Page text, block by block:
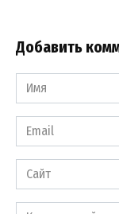
Добавить
Имя
*
Email
*
Сайт
Комментарий